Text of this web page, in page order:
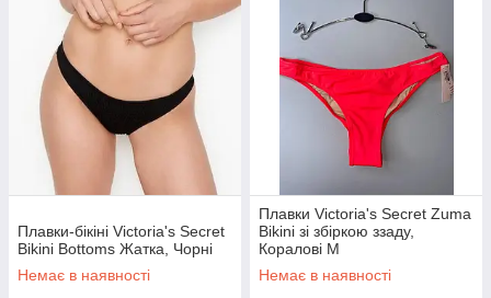
Плавки-бікіні Victoria's Secret
Bikini Bottoms Жатка, Чорні
Немає в наявності
Плавки Victoria's Secret Zuma
Bikini зі збіркою ззаду,
Коралові M
Немає в наявності